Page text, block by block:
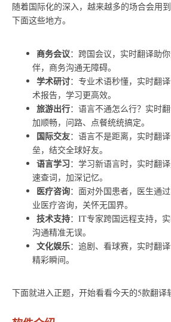
随着国际化的深入，越来越多的场合会用
下面这些地方。
商务会议：跨国会议，实时翻译助
伴，商务沟通无障碍。
学术研讨：专业术语秒懂，实时翻
术报告，学习更高效。
旅游出行：语言不通怎么行？实时
加顺畅，问路、点餐统统搞定。
国际交友：语言不是距离，实时翻
垒，结交全球好友。
语言学习：学习新语言时，实时翻
速查词，加深记忆。
医疗咨询：面对外国患者，医生通
业医疗咨询，关怀无国界。
技术支持：IT专家跨国远程支持，
沟通精准无误。
文化娱乐：追剧、看球赛，实时翻
精彩瞬间。
下面就进入正题，开始看看今天的5款翻译